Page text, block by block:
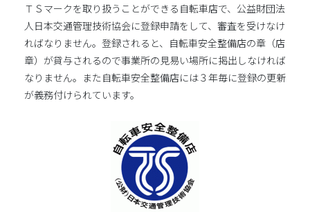
ＴＳマークを取り扱うことができる自転車店で、公益財団法
人日本交通管理技術協会に登録申請をして、審査を受けなけ
ればなりません。登録されると、自転車安全整備店の章（店
章）が貸与されるので事業所の見易い場所に掲出しなければ
なりません。また自転車安全整備店には３年毎に登録の更新
が義務付けられています。